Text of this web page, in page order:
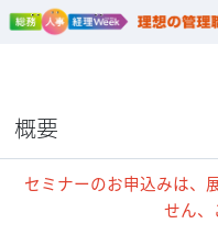
概要
セミナーのお申込みは、
せん、